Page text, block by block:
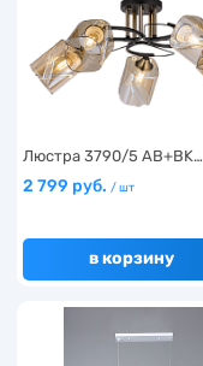
Люстра 3790/5 AB+BK…
2 799 руб. / шт
в корзину